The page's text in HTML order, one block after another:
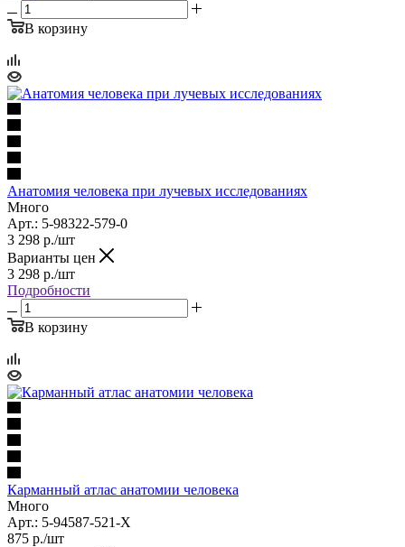
В корзину
Анатомия человека при лучевых исследованиях
Много
Арт.: 5-98322-579-0
3 298 р./шт
Варианты цен
3 298 р./шт
Подробности
В корзину
Карманный атлас анатомии человека
Много
Арт.: 5-94587-521-Х
875 р./шт